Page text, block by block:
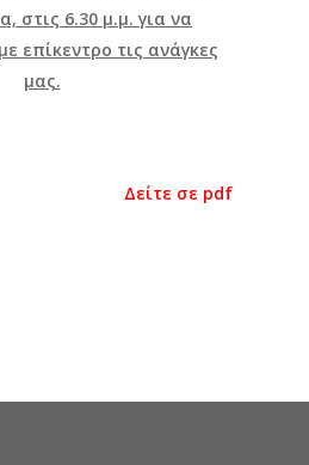
στις 6.30 μ.μ. για να
επίκεντρο τις ανάγκες
μας.
Δείτε σε pdf